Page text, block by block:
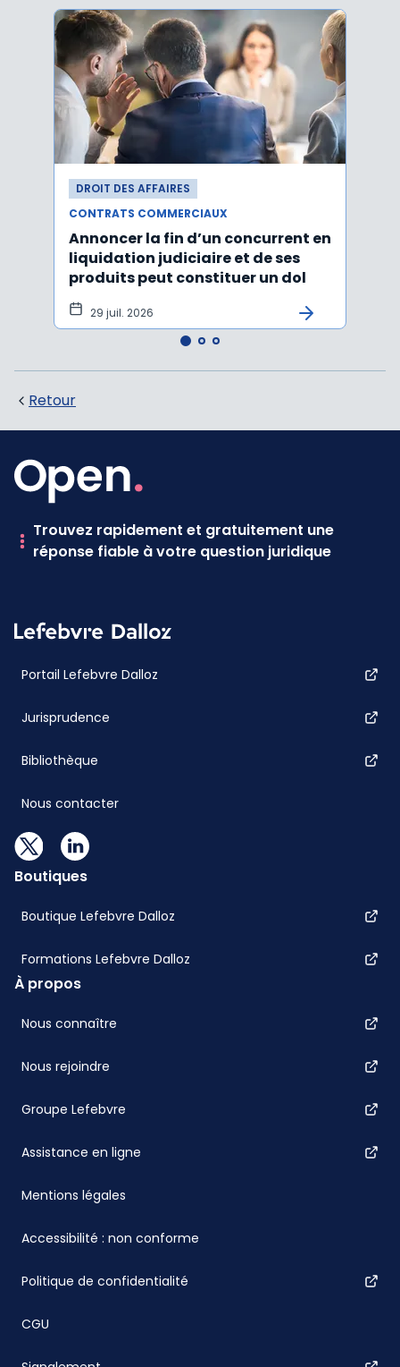
DROIT DES AFFAIRES
CONTRATS COMMERCIAUX
Annoncer la fin d’un concurrent en
liquidation judiciaire et de ses
produits peut constituer un dol
29 juil. 2026
Retour
Trouvez rapidement et gratuitement une
réponse fiable à votre question juridique
Portail Lefebvre Dalloz
Jurisprudence
Bibliothèque
Nous contacter
Boutiques
Boutique Lefebvre Dalloz
Formations Lefebvre Dalloz
À propos
Nous connaître
Nous rejoindre
Groupe Lefebvre
Assistance en ligne
Mentions légales
Accessibilité : non conforme
Politique de confidentialité
CGU